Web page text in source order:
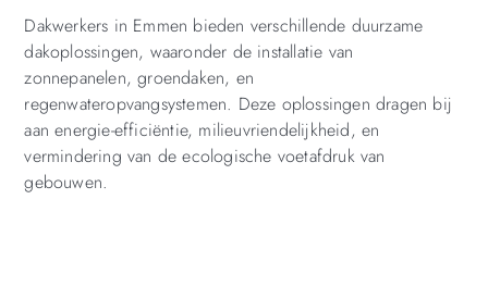
Dakwerkers in Emmen bieden verschillende duurzame
dakoplossingen, waaronder de installatie van
zonnepanelen, groendaken, en
regenwateropvangsystemen. Deze oplossingen dragen bij
aan energie-efficiëntie, milieuvriendelijkheid, en
vermindering van de ecologische voetafdruk van
gebouwen.